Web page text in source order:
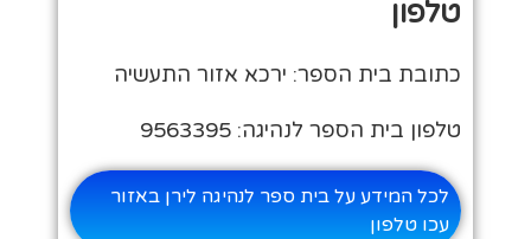
טלפון
כתובת בית הספר: ירכא אזור התעשיה
טלפון בית הספר לנהיגה: 9563395
לכל המידע על בית ספר לנהיגה לירן באזור
עכו טלפון